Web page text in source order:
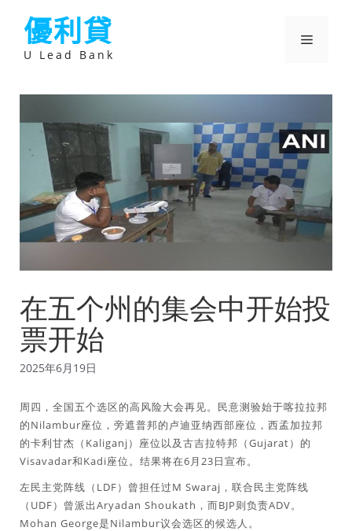
優利貸
U Lead Bank
選
在五个州的集会中开始投
票开始
2025年6月19日
周四，全国五个选区的高风险大会再见。民意测验始于喀拉拉邦
的Nilambur座位，旁遮普邦的卢迪亚纳西部座位，西孟加拉邦
的卡利甘杰（Kaliganj）座位以及古吉拉特邦（Gujarat）的
Visavadar和Kadi座位。结果将在6月23日宣布。
左民主党阵线（LDF）曾担任过M Swaraj，联合民主党阵线
（UDF）曾派出Aryadan Shoukath，而BJP则负责ADV。
Mohan George是Nilambur议会选区的候选人。